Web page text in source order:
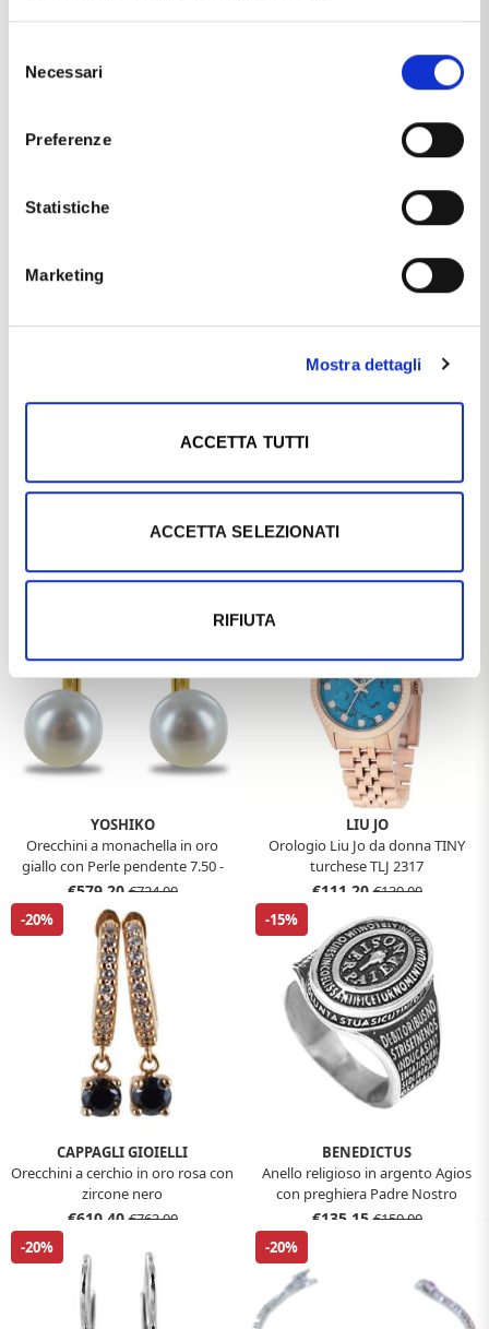
delNecessari
Preferenze
Statistiche
Marketing
Mostra dettagli
ACCETTA TUTTI
ACCETTA SELEZIONATI
RIFIUTA
scalare Acqua Dolce Pink -
Orecchini in oro rosa pendenti
con Perle Acqua Dolce Pink -
Freshwater 3.50 - 4.00 mm
-20%
YOSHIKO
con Perle Acqua Dolce -
YOSHIKO
giallo con Perle pendente 8.00 -
YOSHIKO
Orecchini a monachella in oro
giallo con Perle pendente 7.50 -
8.00 mm
€579,20€724,00
LIU JO
Orologio Liu Jo da donna TINY
turchese TLJ 2317
€111,20€139,00
-20%
CAPPAGLI GIOIELLI
Orecchini a cerchio in oro rosa con
zircone nero
€610,40€763,00
-15%
BENEDICTUS
Anello religioso in argento Agios
con preghiera Padre Nostro
€135,15€159,00
-20%
-20%